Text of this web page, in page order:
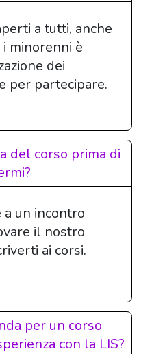
a tutti, anche
minorenni è
dei
per partecipare.
del corso prima di
a un incontro
il nostro
ai corsi.
per un corso
con la LIS?